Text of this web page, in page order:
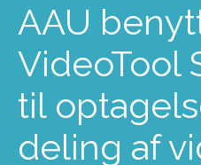
AAU
VideoTool
til
deling af